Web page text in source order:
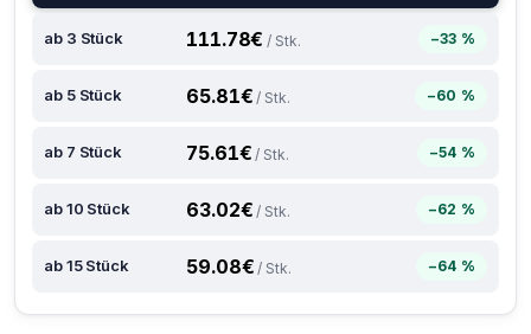
ab 3 Stück 111.78€ / Stk. −33 %
ab 5 Stück 65.81€ / Stk. −60 %
ab 7 Stück 75.61€ / Stk. −54 %
ab 10 Stück 63.02€ / Stk. −62 %
ab 15 Stück 59.08€ / Stk. −64 %